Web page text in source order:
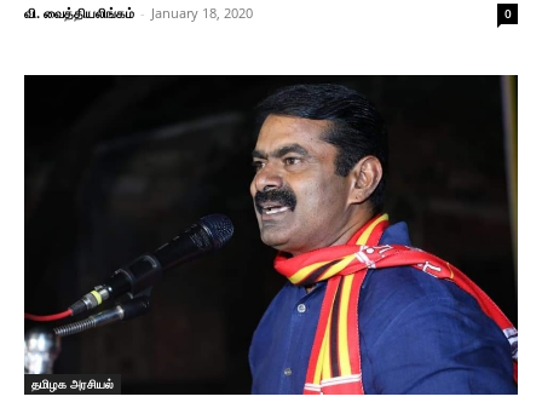
வி. வைத்தியலிங்கம் - January 18, 2020 0
தமிழக அரசியல்